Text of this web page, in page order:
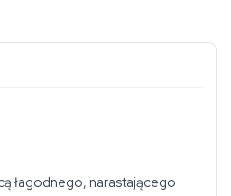
łagodnego, narastającego